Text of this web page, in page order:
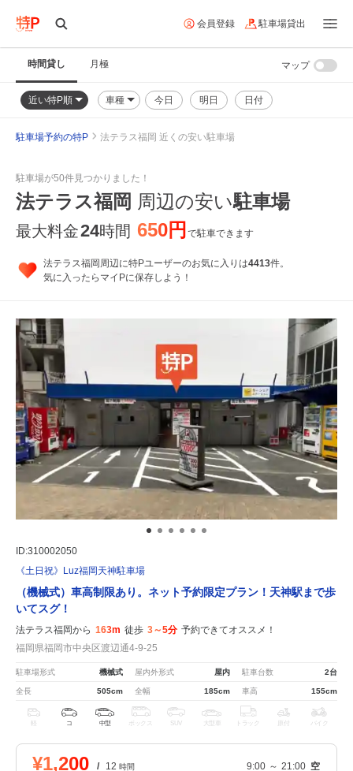
会員登録 駐車場貸出
時間貸し 月極
近い特P順 車種 今日 明日 日付
マップ
駐車場予約の特P 法テラス福岡 近くの安い駐車場
駐車場が50件見つかりました！
法テラス福岡 周辺の安い駐車場
最大料金24時間 650円 で駐車できます
法テラス福岡周辺に特Pユーザーのお気に入りは4413件。
気に入ったらマイPに保存しよう！
ID:310002050
《土日祝》Luz福岡天神駐車場
（機械式）車高制限あり。ネット予約限定プラン！天神駅まで歩
いてスグ！
法テラス福岡から 163m 徒歩 3～5分 予約できてオススメ！
福岡県福岡市中央区渡辺通4-9-25
駐車場形式 機械式 屋内外形式 屋内 駐車台数 2台
全長 505cm 全幅 185cm 車高 155cm
軽 コ 中型 ボックス SUV 大型車 トラック 原付 バイク
¥1,200 / 12 時間 9:00 ～ 21:00 空